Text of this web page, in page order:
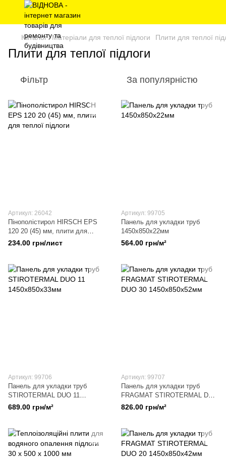
Каталог Матеріали для теплої підлоги Плити для теплої
Плити для теплої підлоги
Фільтр За популярністю
Артикул: 26042
Пінополістирол HIRSCH EPS
120 20 (45) мм, плити для
теплої підлоги
234.00 грн/лист
Артикул: 99705
Панель для укладки труб
1450x850x22мм
564.00 грн/м²
Артикул: 99706
Панель для укладки труб
STIROTERMAL DUO 11
1450x850x33мм
689.00 грн/м²
Артикул: 99707
Панель для укладки труб
FRAGMAT STIROTERMAL DUO
30 1450x850x52мм
826.00 грн/м²